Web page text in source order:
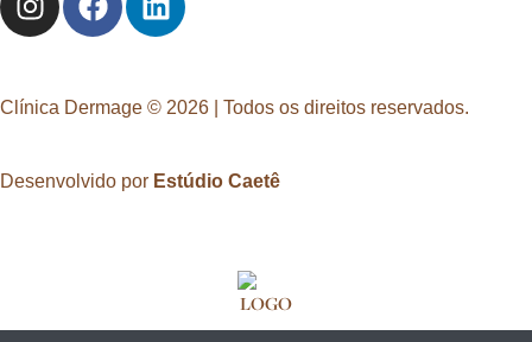
Clínica Dermage © 2026 | Todos os direitos reservados.
Desenvolvido por Estúdio Caetê